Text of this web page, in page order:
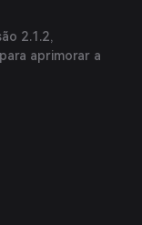
2.1.2,
aprimorar a